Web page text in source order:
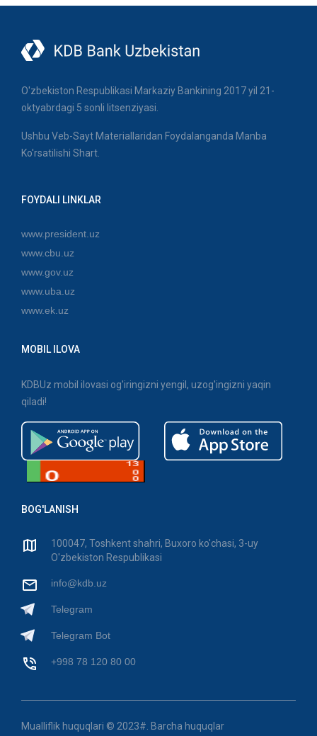
O'zbekiston Respublikasi Markaziy Bankining 2017 yil 21-
oktyabrdagi 5 sonli litsenziyasi.
Ushbu Veb-Sayt Materiallaridan Foydalanganda Manba
Ko'rsatilishi Shart.
FOYDALI LINKLAR
www.president.uz
www.cbu.uz
www.gov.uz
www.uba.uz
www.ek.uz
MOBIL ILOVA
KDBUz mobil ilovasi og'iringizni yengil, uzog'ingizni yaqin
qiladi!
BOG'LANISH
100047, Toshkent shahri, Buxoro ko'chasi, 3-uy
O'zbekiston Respublikasi
info@kdb.uz
Telegram
Telegram Bot
+998 78 120 80 00
Mualliflik huquqlari © 2023#. Barcha huquqlar